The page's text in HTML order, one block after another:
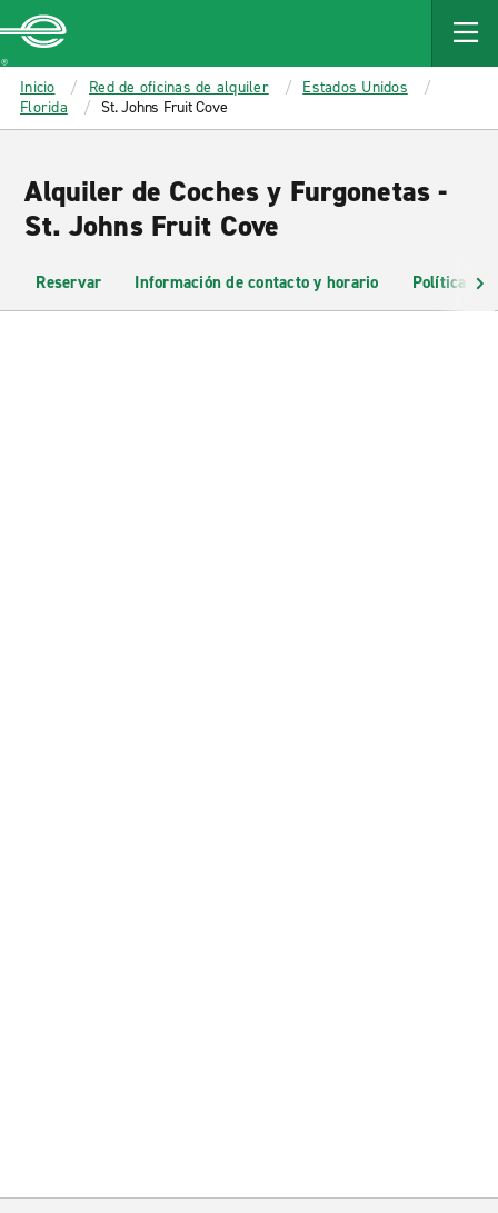
MAIN
CONTENT
Enterprise
Inicio Red de oficinas de alquiler
Estados Unidos
Florida
St. Johns Fruit Cove
Alquiler de Coches y Furgonetas -
St. Johns Fruit Cove
Reservar Información de contacto y horario Políticas